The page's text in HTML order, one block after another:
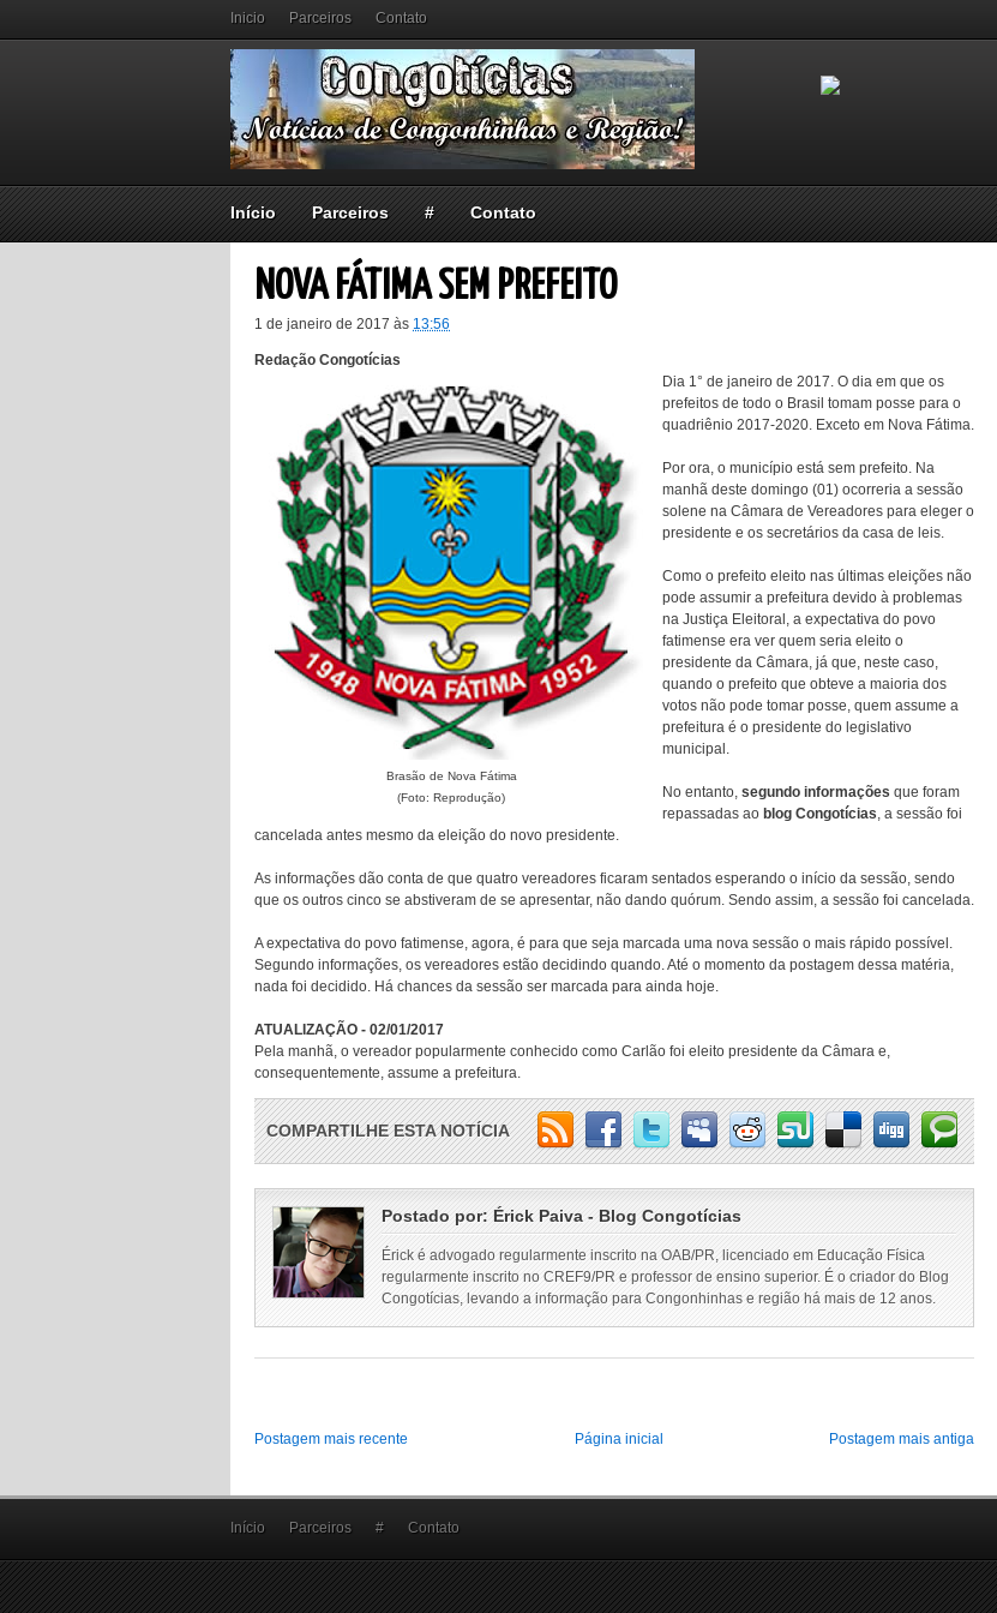
Inicio Parceiros Contato
Início Parceiros # Contato
NOVA FÁTIMA SEM PREFEITO
1 de janeiro de 2017 às 13:56
Redação Congotícias
Brasão de Nova Fátima
(Foto: Reprodução)
Dia 1° de janeiro de 2017. O dia em que os
prefeitos de todo o Brasil tomam posse para o
quadriênio 2017-2020. Exceto em Nova Fátima.
Por ora, o município está sem prefeito. Na
manhã deste domingo (01) ocorreria a sessão
solene na Câmara de Vereadores para eleger o
presidente e os secretários da casa de leis.
Como o prefeito eleito nas últimas eleições não
pode assumir a prefeitura devido à problemas
na Justiça Eleitoral, a expectativa do povo
fatimense era ver quem seria eleito o
presidente da Câmara, já que, neste caso,
quando o prefeito que obteve a maioria dos
votos não pode tomar posse, quem assume a
prefeitura é o presidente do legislativo
municipal.
No entanto, segundo informações que foram
repassadas ao blog Congotícias, a sessão foi
cancelada antes mesmo da eleição do novo presidente.
As informações dão conta de que quatro vereadores ficaram sentados esperando o início da sessão, sendo
que os outros cinco se abstiveram de se apresentar, não dando quórum. Sendo assim, a sessão foi cancelada.
A expectativa do povo fatimense, agora, é para que seja marcada uma nova sessão o mais rápido possível.
Segundo informações, os vereadores estão decidindo quando. Até o momento da postagem dessa matéria,
nada foi decidido. Há chances da sessão ser marcada para ainda hoje.
ATUALIZAÇÃO - 02/01/2017
Pela manhã, o vereador popularmente conhecido como Carlão foi eleito presidente da Câmara e,
consequentemente, assume a prefeitura.
COMPARTILHE ESTA NOTÍCIA
Postado por: Érick Paiva - Blog Congotícias
Érick é advogado regularmente inscrito na OAB/PR, licenciado em Educação Física
regularmente inscrito no CREF9/PR e professor de ensino superior. É o criador do Blog
Congotícias, levando a informação para Congonhinhas e região há mais de 12 anos.
Postagem mais recente Postagem mais antiga
Página inicial
Início Parceiros # Contato